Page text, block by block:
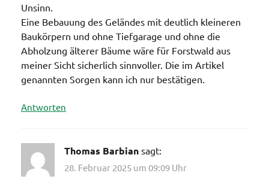
Unsinn.
Eine Bebauung des Geländes mit deutlich kleineren
Baukörpern und ohne Tiefgarage und ohne die
Abholzung älterer Bäume wäre für Forstwald aus
meiner Sicht sicherlich sinnvoller. Die im Artikel
genannten Sorgen kann ich nur bestätigen.
Antworten
Thomas Barbian sagt:
28. Februar 2025 um 09:09 Uhr